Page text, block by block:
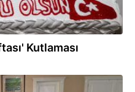
Kutlaması